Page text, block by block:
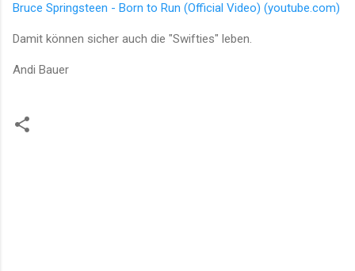
Bruce Springsteen - Born to Run (Official Video) (youtube.com)
Damit können sicher auch die "Swifties" leben.
Andi Bauer